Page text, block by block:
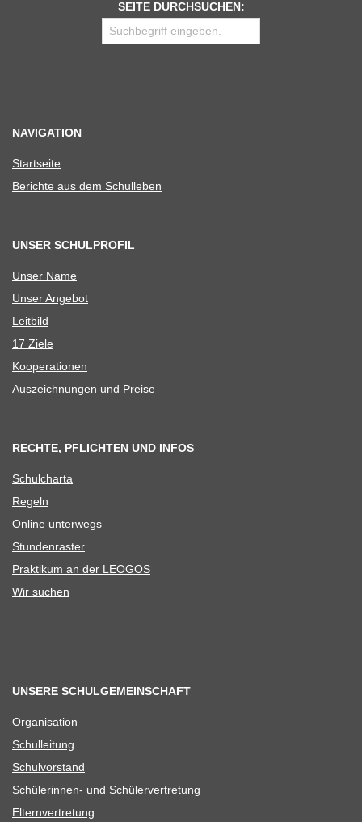
SEITE DURCHSUCHEN:
NAVIGATION
Start­seite
Berichte aus dem Schulleben
UNSER SCHULPROFIL
Unser Name
Unser Ange­bot
Leit­bild
17 Ziele
Koope­ra­tio­nen
Aus­zeich­nun­gen und Preise
RECHTE, PFLICHTEN UND INFOS
Schul­charta
Regeln
Online unter­wegs
Stun­den­ras­ter
Prak­ti­kum an der LEOGOS
Wir suchen
UNSERE SCHULGEMEINSCHAFT
Orga­ni­sa­tion
Schul­lei­tung
Schul­vor­stand
Schü­le­rin­nen- und Schülervertretung
Eltern­ver­tre­tung